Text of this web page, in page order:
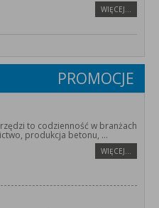
WIĘCEJ…
PROMOCJE
to codzienność w branżach
produkcja betonu, ...
WIĘCEJ…